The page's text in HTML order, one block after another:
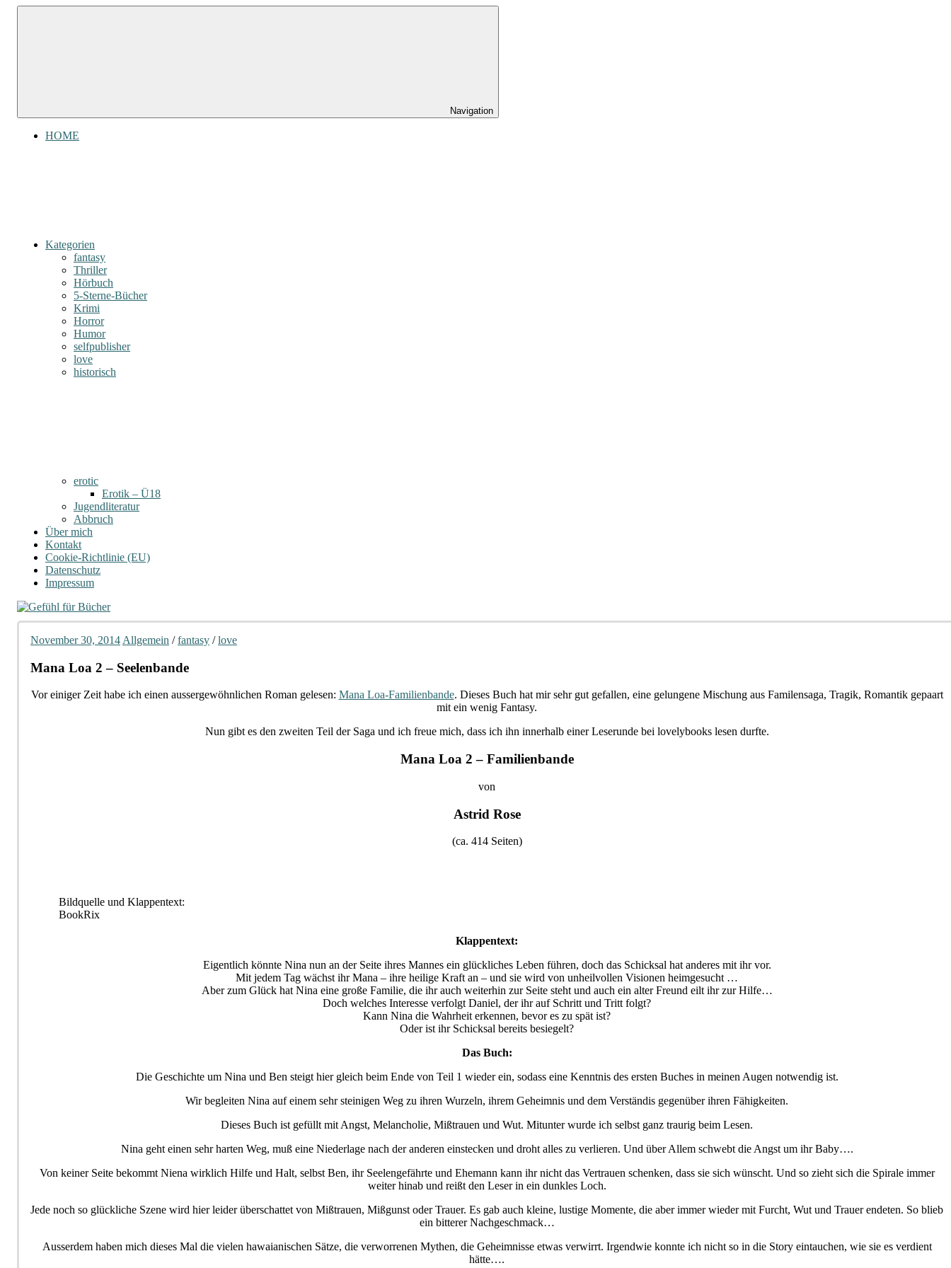
Zum
Navigation
HOME
Kategorien
fantasy
Thriller
Hörbuch
5-Sterne-Bücher
Krimi
Horror
Humor
selfpublisher
love
historisch
erotic
Erotik – Ü18
Jugendliteratur
Abbruch
Über mich
Kontakt
Cookie-Richtlinie (EU)
Datenschutz
Impressum
November 30, 2014 Allgemein /fantasy /love
Mana Loa 2 – Seelenbande
Vor einiger Zeit habe ich einen aussergewöhnlichen Roman gelesen: Mana Loa-Familienbande. Dieses Buch hat mir sehr gut gefallen, eine gelungene Mischung aus Familensaga, Tragik, Romantik gepaart
mit ein wenig Fantasy.
Nun gibt es den zweiten Teil der Saga und ich freue mich, dass ich ihn innerhalb einer Leserunde bei lovelybooks lesen durfte.
Mana Loa 2 – Familienbande
von
Astrid Rose
(ca. 414 Seiten)
Bildquelle und Klappentext:
BookRix
Klappentext:
Eigentlich könnte Nina nun an der Seite ihres Mannes ein glückliches Leben führen, doch das Schicksal hat anderes mit ihr vor.
Mit jedem Tag wächst ihr Mana – ihre heilige Kraft an – und sie wird von unheilvollen Visionen heimgesucht …
Aber zum Glück hat Nina eine große Familie, die ihr auch weiterhin zur Seite steht und auch ein alter Freund eilt ihr zur Hilfe…
Doch welches Interesse verfolgt Daniel, der ihr auf Schritt und Tritt folgt?
Kann Nina die Wahrheit erkennen, bevor es zu spät ist?
Oder ist ihr Schicksal bereits besiegelt?
Das Buch:
Die Geschichte um Nina und Ben steigt hier gleich beim Ende von Teil 1 wieder ein, sodass eine Kenntnis des ersten Buches in meinen Augen notwendig ist.
Wir begleiten Nina auf einem sehr steinigen Weg zu ihren Wurzeln, ihrem Geheimnis und dem Verständis gegenüber ihren Fähigkeiten.
Dieses Buch ist gefüllt mit Angst, Melancholie, Mißtrauen und Wut. Mitunter wurde ich selbst ganz traurig beim Lesen.
Nina geht einen sehr harten Weg, muß eine Niederlage nach der anderen einstecken und droht alles zu verlieren. Und über Allem schwebt die Angst um ihr Baby….
Von keiner Seite bekommt Niena wirklich Hilfe und Halt, selbst Ben, ihr Seelengefährte und Ehemann kann ihr nicht das Vertrauen schenken, dass sie sich wünscht. Und so zieht sich die Spirale immer
weiter hinab und reißt den Leser in ein dunkles Loch.
Jede noch so glückliche Szene wird hier leider überschattet von Mißtrauen, Mißgunst oder Trauer. Es gab auch kleine, lustige Momente, die aber immer wieder mit Furcht, Wut und Trauer endeten. So blieb
ein bitterer Nachgeschmack…
Ausserdem haben mich dieses Mal die vielen hawaianischen Sätze, die verworrenen Mythen, die Geheimnisse etwas verwirrt. Irgendwie konnte ich nicht so in die Story eintauchen, wie sie es verdient
hätte….